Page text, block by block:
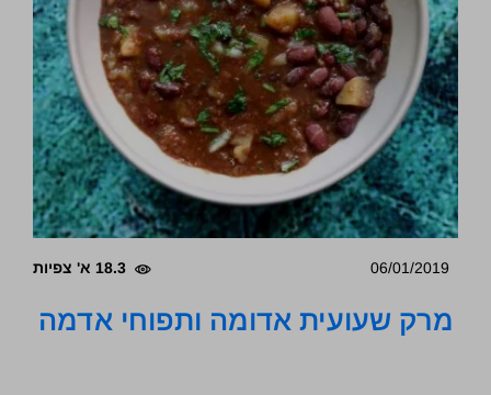
06/01/2019 18.3 א' צפיות
מרק שעועית אדומה ותפוחי אדמה